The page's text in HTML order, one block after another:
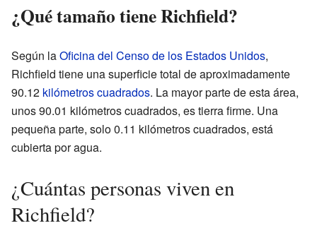
¿Qué tamaño tiene Richfield?
Según laOficina del Censo de los Estados Unidos,
Richfield tiene una superficie total de aproximadamente
90.12 kilómetros cuadrados. La mayor parte de esta área,
unos 90.01 kilómetros cuadrados, es tierra firme. Una
pequeña parte, solo 0.11 kilómetros cuadrados, está
cubierta por agua.
¿Cuántas personas viven en
Richfield?